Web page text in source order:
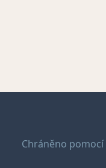
Chráněno pomocí